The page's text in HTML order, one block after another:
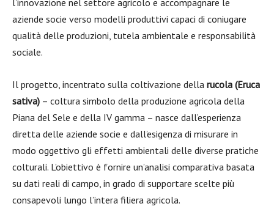
l’innovazione nel settore agricolo e accompagnare le
aziende socie verso modelli produttivi capaci di coniugare
qualità delle produzioni, tutela ambientale e responsabilità
sociale.
Il progetto, incentrato sulla coltivazione della rucola (Eruca
sativa) – coltura simbolo della produzione agricola della
Piana del Sele e della IV gamma – nasce dall’esperienza
diretta delle aziende socie e dall’esigenza di misurare in
modo oggettivo gli effetti ambientali delle diverse pratiche
colturali. L’obiettivo è fornire un’analisi comparativa basata
su dati reali di campo, in grado di supportare scelte più
consapevoli lungo l’intera filiera agricola.